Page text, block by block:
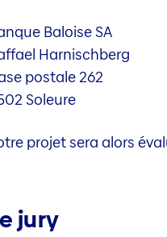
Baloise SA
Harnischberg
postale 262
Soleure
projet sera alors
jury